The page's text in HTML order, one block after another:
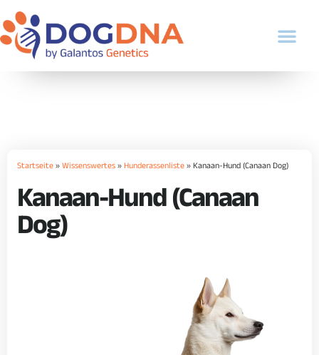
Startseite»Wissenswertes» Hunderassenliste» Kanaan-Hund (Canaan Dog)
Kanaan-Hund (Canaan
Dog)